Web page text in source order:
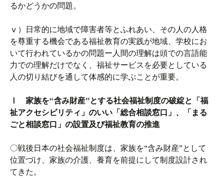
るかどうかの問題。
ⅴ）日常的に地域で障害者等とふれあい、その人の人格
を尊重する機会である福祉教育の実践が地域、学校にお
いて行われているかの問題ー人間の理解は頭での言語能
力での理解だけでなく、福祉サービスを必要としている
人の切り結びを通して体感的に学ぶことが重要。
Ⅰ 家族を“含み財産”とする社会福祉制度の破綻と「福
祉アクセシビリティ」のいい「総合相談窓口」、「まる
ごと相談窓口」の設置及び福祉教育の推進
〇戦後日本の社会福祉制度は、家族を“含み財産”として
位置づけ、家族の介護、養育を前提にして制度設計され
てきた。